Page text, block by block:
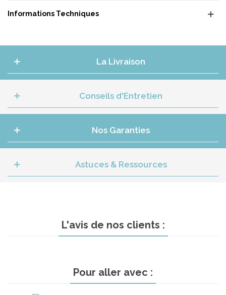
Informations Techniques
La Livraison
Conseils d'Entretien
Nos Garanties
Astuces & Ressources
L'avis de nos clients :
Pour aller avec :